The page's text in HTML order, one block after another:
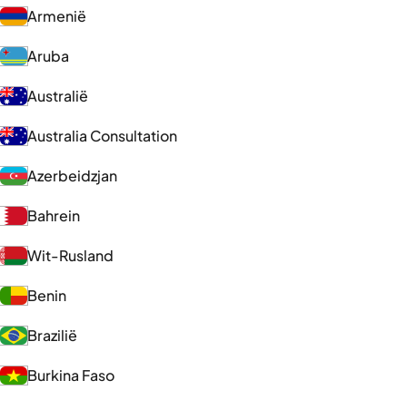
Armenië
Aruba
Australië
Australia Consultation
Azerbeidzjan
Bahrein
Wit-Rusland
Benin
Brazilië
Burkina Faso